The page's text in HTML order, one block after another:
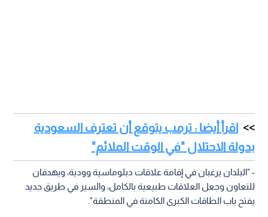
اقرأ أيضا : ترمب يتوقع أن تعترف السعودية
بدولة الاحتلال "في الوقت الملائم"
- "البلدان يرغبان في إقامة علاقات دبلوماسية وودية، ويهدفان
للتعاون وجعل العلاقات طبيعية بالكامل، والسير في طريق جديد
يفتح باب الطاقات الكبرى الكامنة في المنطقة".